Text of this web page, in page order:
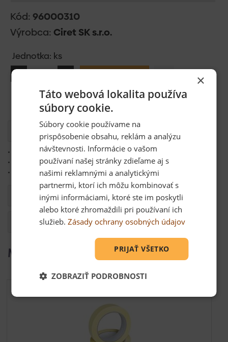
Kód: 96000310
Výrobca: Ciret SK s.r.o.
Jednotka: ks
• krycia krepová páska
• ochrana plochy pred zasiahnutím nátermi či nečistotami
• nutná pomôcka pre maliarov a lakovačov
Kompatibilita
Otázka
Mohlo by Vás zaujímať
×
Táto webová lokalita používa
súbory cookie.
Súbory cookie používame na
prispôsobenie obsahu, reklám a analýzu
návštevnosti. Informácie o vašom
používaní našej stránky zdieľame aj s
našimi reklamnými a analytickými
partnermi, ktorí ich môžu kombinovať s
inými informáciami, ktoré ste im poskytli
alebo ktoré zhromaždili pri používaní ich
služieb.Zásady ochrany osobných údajov
PRIJAŤ VŠETKO
ZOBRAZIŤ PODROBNOSTI